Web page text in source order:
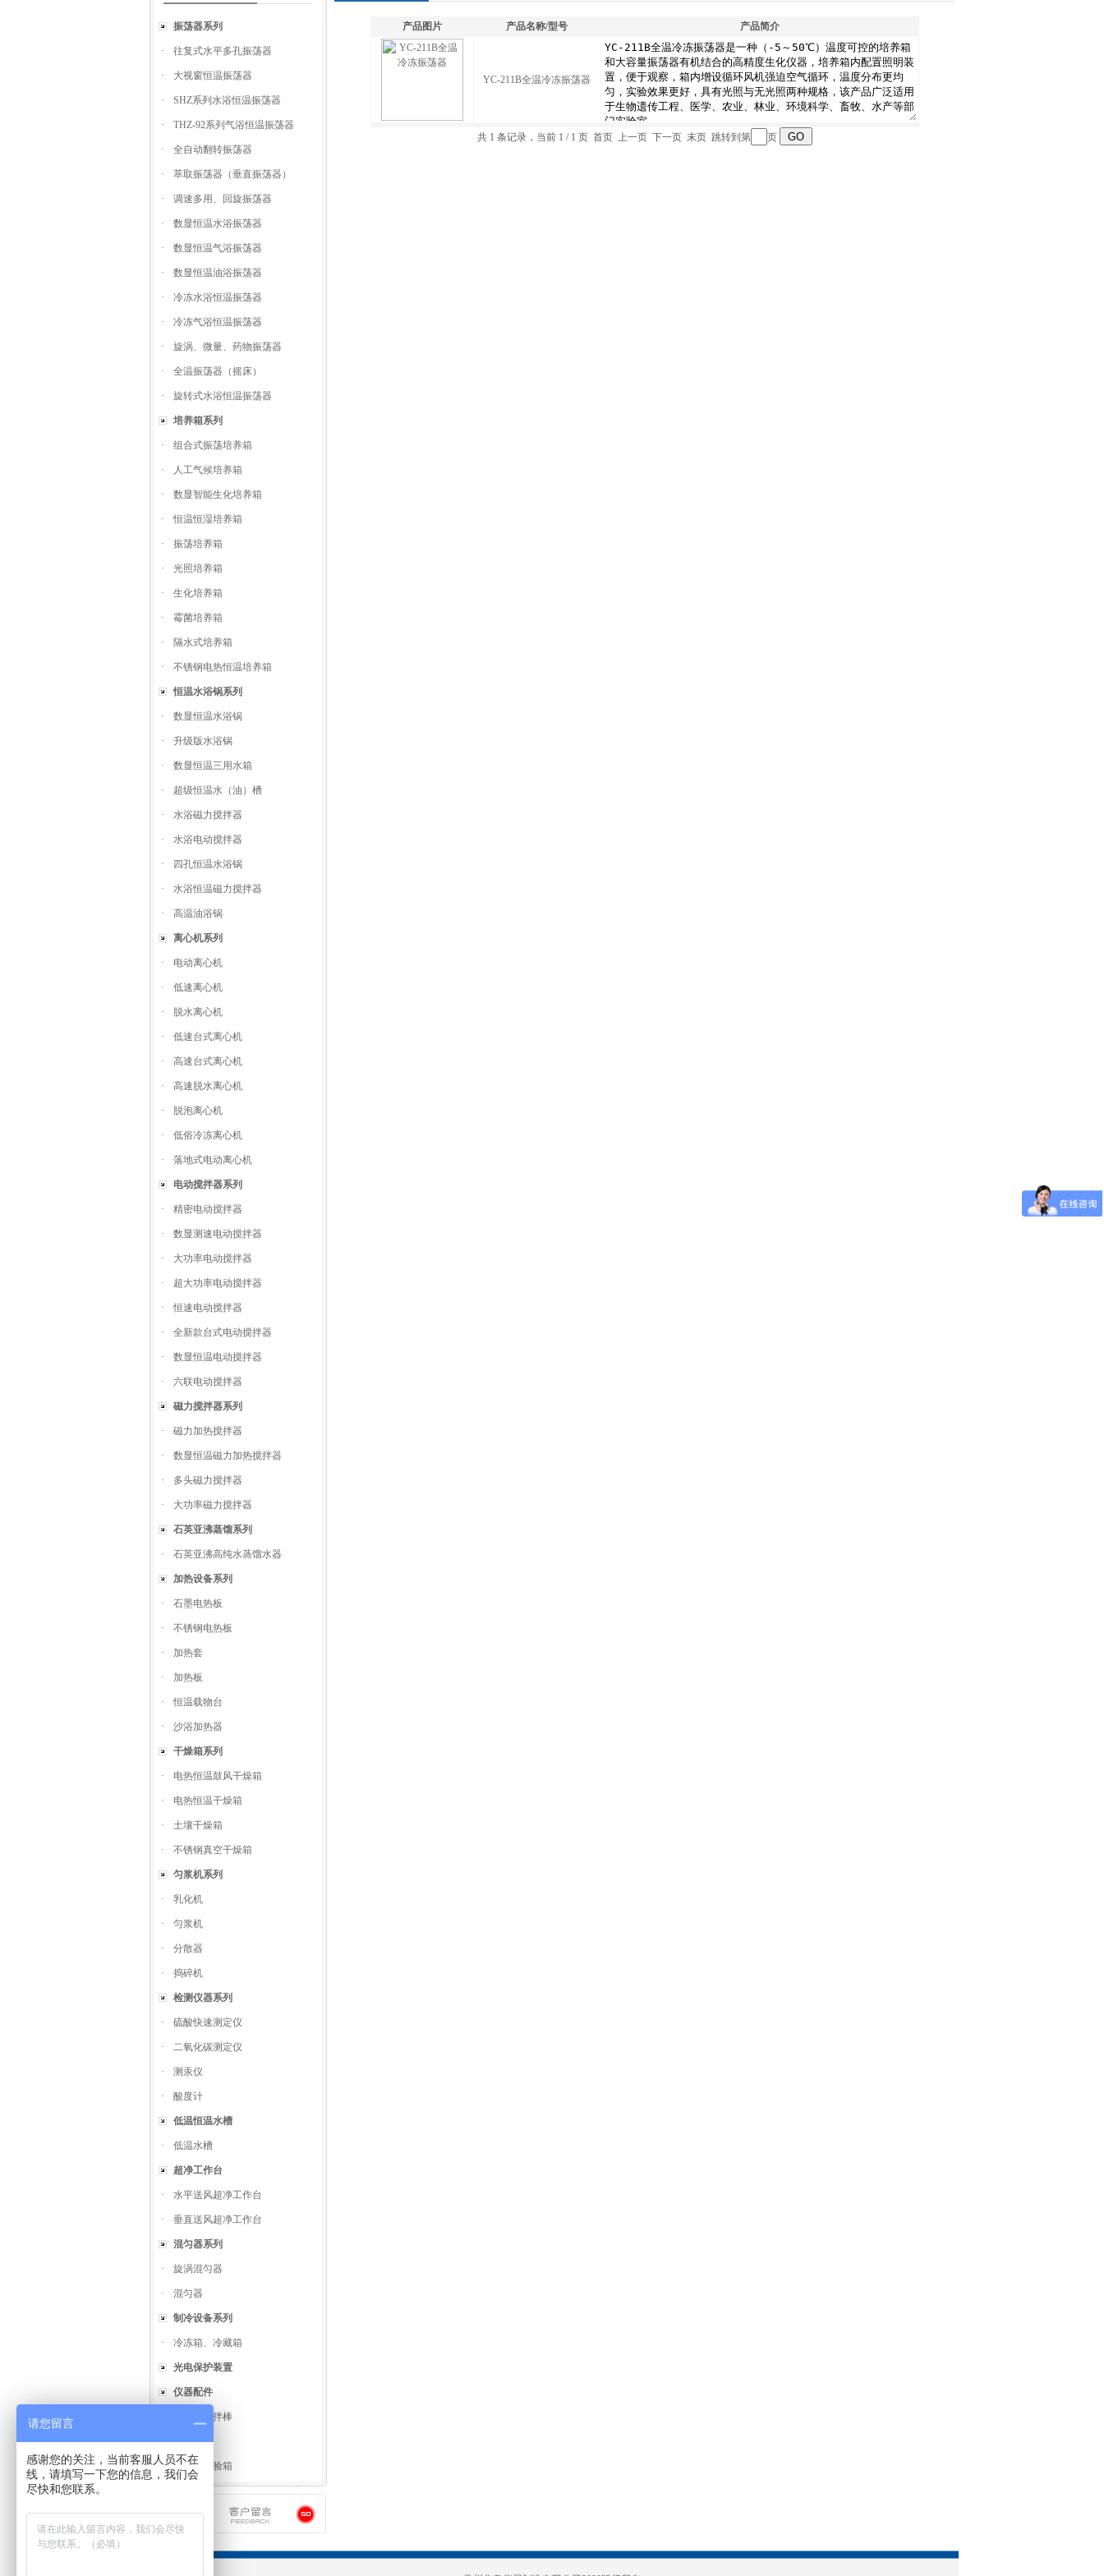
振荡器系列
· 往复式水平多孔振荡器
· 大视窗恒温振荡器
· SHZ系列水浴恒温振荡器
· THZ-92系列气浴恒温振荡器
· 全自动翻转振荡器
· 萃取振荡器（垂直振荡器）
· 调速多用、回旋振荡器
· 数显恒温水浴振荡器
· 数显恒温气浴振荡器
· 数显恒温油浴振荡器
· 冷冻水浴恒温振荡器
· 冷冻气浴恒温振荡器
· 旋涡、微量、药物振荡器
· 全温振荡器（摇床）
· 旋转式水浴恒温振荡器
培养箱系列
· 组合式振荡培养箱
· 人工气候培养箱
· 数显智能生化培养箱
· 恒温恒湿培养箱
· 振荡培养箱
· 光照培养箱
· 生化培养箱
· 霉菌培养箱
· 隔水式培养箱
· 不锈钢电热恒温培养箱
恒温水浴锅系列
· 数显恒温水浴锅
· 升级版水浴锅
· 数显恒温三用水箱
· 超级恒温水（油）槽
· 水浴磁力搅拌器
· 水浴电动搅拌器
· 四孔恒温水浴锅
· 水浴恒温磁力搅拌器
· 高温油浴锅
离心机系列
· 电动离心机
· 低速离心机
· 脱水离心机
· 低速台式离心机
· 高速台式离心机
· 高速脱水离心机
· 脱泡离心机
· 低俗冷冻离心机
· 落地式电动离心机
电动搅拌器系列
· 精密电动搅拌器
· 数显测速电动搅拌器
· 大功率电动搅拌器
· 超大功率电动搅拌器
· 恒速电动搅拌器
· 全新款台式电动搅拌器
· 数显恒温电动搅拌器
· 六联电动搅拌器
磁力搅拌器系列
· 磁力加热搅拌器
· 数显恒温磁力加热搅拌器
· 多头磁力搅拌器
· 大功率磁力搅拌器
石英亚沸蒸馏系列
· 石英亚沸高纯水蒸馏水器
加热设备系列
· 石墨电热板
· 不锈钢电热板
· 加热套
· 加热板
· 恒温载物台
· 沙浴加热器
干燥箱系列
· 电热恒温鼓风干燥箱
· 电热恒温干燥箱
· 土壤干燥箱
· 不锈钢真空干燥箱
匀浆机系列
· 乳化机
· 匀浆机
· 分散器
· 捣碎机
检测仪器系列
· 硫酸快速测定仪
· 二氧化碳测定仪
· 测汞仪
· 酸度计
低温恒温水槽
· 低温水槽
超净工作台
· 水平送风超净工作台
· 垂直送风超净工作台
混匀器系列
· 旋涡混匀器
· 混匀器
制冷设备系列
· 冷冻箱、冷藏箱
光电保护装置
仪器配件
螺旋式搅拌棒
试验箱类
· 高低温试验箱
产品图片 产品名称/型号 产品简介
YC-211B全温冷冻振荡器
共 1 条记录，当前 1 / 1 页 首页 上一页 下一页 末页 跳转到第 页
请您留言
感谢您的关注，当前客服人员不在
线，请填写一下您的信息，我们会
尽快和您联系。